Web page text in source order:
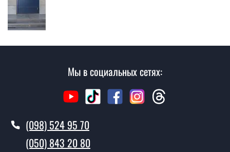
Да производим. Монтаж входных дверей
производится согласно очереди, во все дни кроме
воскресенья.
Сколько стоит установка дверей
Как быстро можете установить двери
В тот же день в течении нескольких часов, при
условии наличия их на складе, либо на следующий
Мы в социальных сетях:
(098) 524 95 70
(050) 843 20 80